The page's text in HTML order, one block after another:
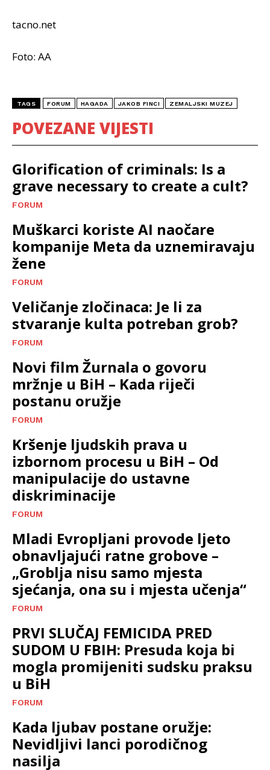
tacno.net
Foto: AA
TAGS FORUM HAGADA JAKOB FINCI ZEMALJSKI MUZEJ
POVEZANE VIJESTI
Glorification of criminals: Is a
grave necessary to create a cult?
FORUM
Muškarci koriste AI naočare
kompanije Meta da uznemiravaju
žene
FORUM
Veličanje zločinaca: Je li za
stvaranje kulta potreban grob?
FORUM
Novi film Žurnala o govoru
mržnje u BiH – Kada riječi
postanu oružje
FORUM
Kršenje ljudskih prava u
izbornom procesu u BiH – Od
manipulacije do ustavne
diskriminacije
FORUM
Mladi Evropljani provode ljeto
obnavljajući ratne grobove –
„Groblja nisu samo mjesta
sjećanja, ona su i mjesta učenja“
FORUM
PRVI SLUČAJ FEMICIDA PRED
SUDOM U FBIH: Presuda koja bi
mogla promijeniti sudsku praksu
u BiH
FORUM
Kada ljubav postane oružje:
Nevidljivi lanci porodičnog
nasilja